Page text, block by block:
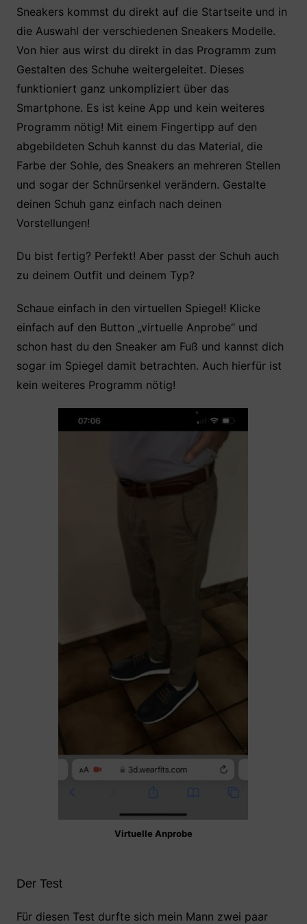
Sneakers kommst du direkt auf die Startseite und in
die Auswahl der verschiedenen Sneakers Modelle.
Von hier aus wirst du direkt in das Programm zum
Gestalten des Schuhe weitergeleitet. Dieses
funktioniert ganz unkompliziert über das
Smartphone. Es ist keine App und kein weiteres
Programm nötig! Mit einem Fingertipp auf den
abgebildeten Schuh kannst du das Material, die
Farbe der Sohle, des Sneakers an mehreren Stellen
und sogar der Schnürsenkel verändern. Gestalte
deinen Schuh ganz einfach nach deinen
Vorstellungen!
Du bist fertig? Perfekt! Aber passt der Schuh auch
zu deinem Outfit und deinem Typ?
Schaue einfach in den virtuellen Spiegel! Klicke
einfach auf den Button „virtuelle Anprobe“ und
schon hast du den Sneaker am Fuß und kannst dich
sogar im Spiegel damit betrachten. Auch hierfür ist
kein weiteres Programm nötig!
Virtuelle Anprobe
Der Test
Für diesen Test durfte sich mein Mann zwei paar